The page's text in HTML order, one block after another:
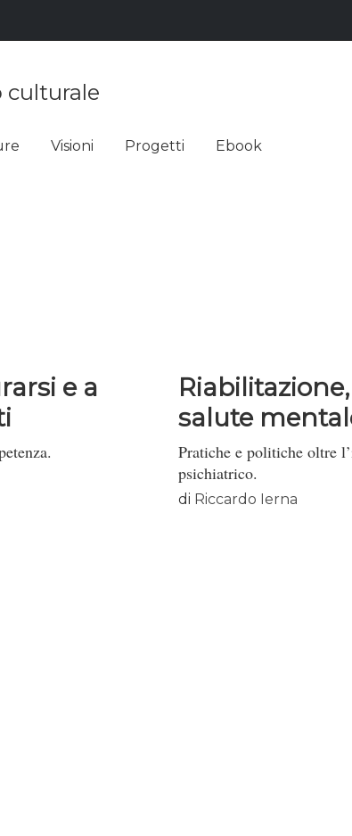
Visioni Progetti Ebook
e a
salute
Pratiche e politiche oltre
psichiatrico.
di Riccardo Ierna